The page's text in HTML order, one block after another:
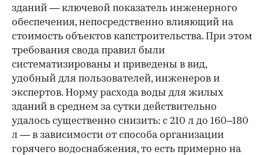
зданий — ключевой показатель инженерного
обеспечения, непосредственно влияющий на
стоимость объектов капстроительства. При этом
требования свода правил были
систематизированы и приведены в вид,
удобный для пользователей, инженеров и
экспертов. Норму расхода воды для жилых
зданий в среднем за сутки действительно
удалось существенно снизить: с 210 л до 160–180
л — в зависимости от способа организации
горячего водоснабжения, то есть примерно на